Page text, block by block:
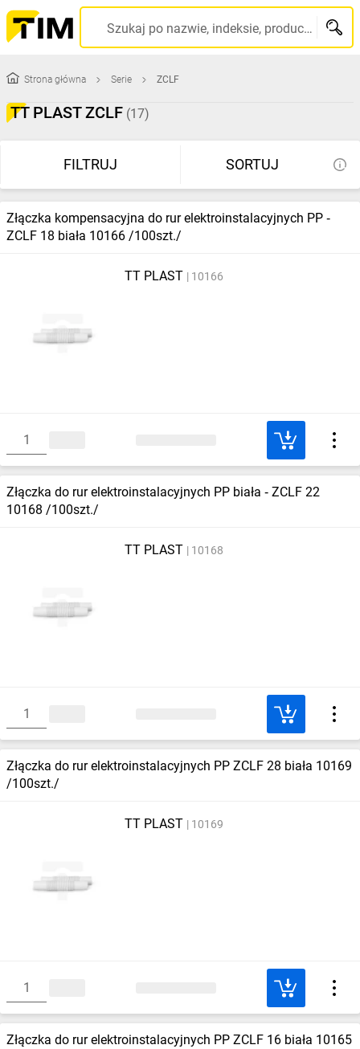
Szukaj po nazwie, indeksie, producencie, kodzie kreskowym...
Strona główna Serie ZCLF
TT PLAST ZCLF (17)
FILTRUJ SORTUJ
Złączka kompensacyjna do rur elektroinstalacyjnych PP ‑
ZCLF 18 biała 10166 /100szt./
TT PLAST 10166
Złączka do rur elektroinstalacyjnych PP biała ‑ ZCLF 22
10168 /100szt./
TT PLAST 10168
Złączka do rur elektroinstalacyjnych PP ZCLF 28 biała 10169
/100szt./
TT PLAST 10169
Złączka do rur elektroinstalacyjnych PP ZCLF 16 biała 10165